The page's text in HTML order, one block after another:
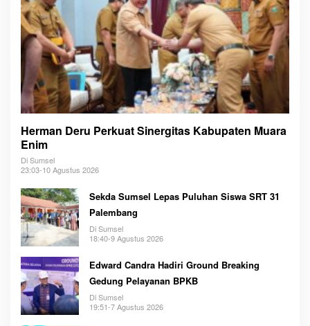
Herman Deru Perkuat Sinergitas Kabupaten Muara
Enim
Di Sumsel
23:03-10 Agustus 2026
Sekda Sumsel Lepas Puluhan Siswa SRT 31
Palembang
Di Sumsel
18:40-9 Agustus 2026
Edward Candra Hadiri Ground Breaking
Gedung Pelayanan BPKB
Di Sumsel
19:51-7 Agustus 2026